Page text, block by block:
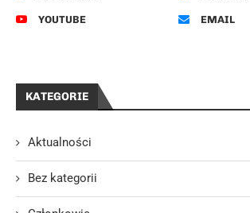
YOUTUBE EMAIL
KATEGORIE
Aktualności
Bez kategorii